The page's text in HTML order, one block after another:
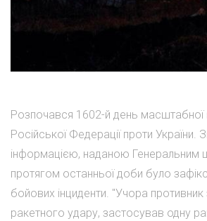
Розпочався 1602-й день масштабної
Російської Федерації проти України.
інформацією, наданою Генеральним
протягом останньої доби було
бойових інциденти. "Учора
ракетного удару, застосував одну